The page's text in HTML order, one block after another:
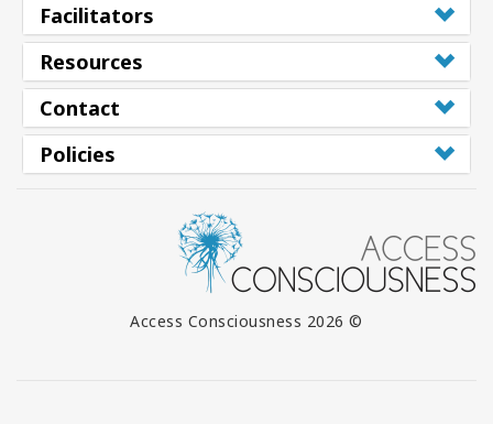
Facilitators
Resources
Contact
Policies
© 2026 Access Consciousness